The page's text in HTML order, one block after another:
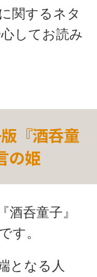
関するネタ
してお読み
『酒呑童
の姫
呑童子』
す。
となる人